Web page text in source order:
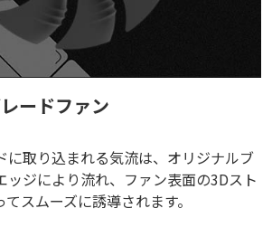
ードファン
に取り込まれる気流は、オリジナルブ
ッジにより流れ、ファン表面の3Dスト
スムーズに誘導されます。